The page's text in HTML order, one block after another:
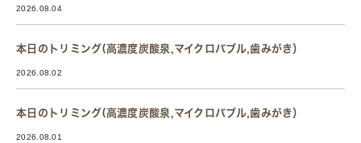
2026.08.04
本日のトリミング(高濃度炭酸泉,マイクロバブル,歯みがき）
2026.08.02
本日のトリミング(高濃度炭酸泉,マイクロバブル,歯みがき）
2026.08.01